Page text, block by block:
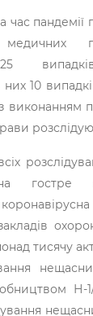
час
25
10
виконанням
гостре
тисячу
Н-